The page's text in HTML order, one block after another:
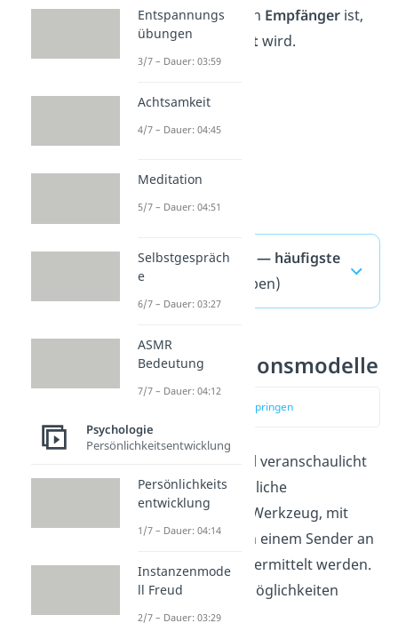
einSignalfür den Empfänger ist,
an denappelliert wird.
Organon Modell — häufigste
Fragen
(ausklappen)
Kommunikationsmodelle
zum Video springen
Das Organon Modell veranschaulicht
die zwischenmenschliche
Kommunikation als Werkzeug, mit
dem Sachinhalte von einem Sender an
einen Empfänger übermittelt werden.
Andere Erklärungsmöglichkeiten
beschreiben andere
Entspannungs
übungen
3/7 – Dauer: 03:59
Achtsamkeit
4/7 – Dauer: 04:45
Meditation
5/7 – Dauer: 04:51
Selbstgespräch
e
6/7 – Dauer: 03:27
ASMR
Bedeutung
7/7 – Dauer: 04:12
Psychologie
Persönlichkeitsentwicklung
Persönlichkeits
entwicklung
1/7 – Dauer: 04:14
Instanzenmode
ll Freud
2/7 – Dauer: 03:29